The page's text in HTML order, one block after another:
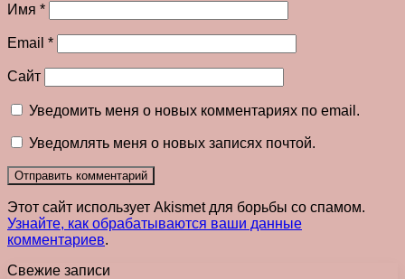
Имя *
Email *
Сайт
Уведомить меня о новых комментариях по email.
Уведомлять меня о новых записях почтой.
Этот сайт использует Akismet для борьбы со спамом.
Узнайте, как обрабатываются ваши данные
комментариев.
Свежие записи